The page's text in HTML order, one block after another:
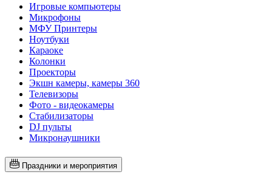
Игровые компьютеры
Микрофоны
МФУ Принтеры
Ноутбуки
Караоке
Колонки
Проекторы
Экшн камеры, камеры 360
Телевизоры
Фото - видеокамеры
Стабилизаторы
DJ пульты
Микронаушники
Праздники и мероприятия